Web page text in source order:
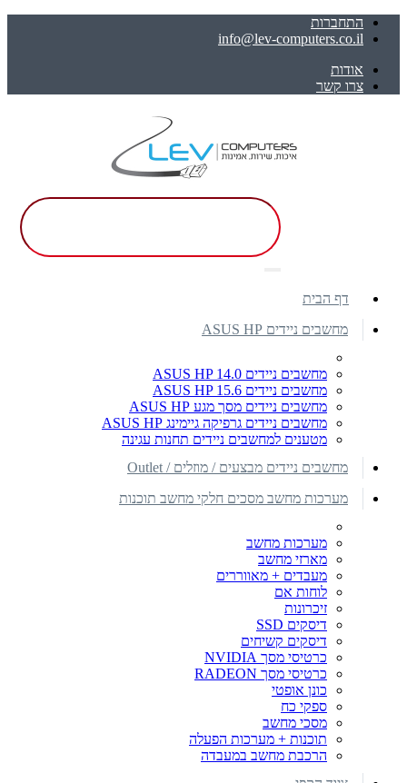
התחברות
info@lev-computers.co.il
אודות
צרו קשר
דף הבית
מחשבים ניידים ASUS HP
מחשבים ניידים ASUS HP 14.0
מחשבים ניידים ASUS HP 15.6
מחשבים ניידים מסך מגע ASUS HP
מחשבים ניידים גרפיקה גיימינג ASUS HP
מטענים למחשבים ניידים תחנות עגינה
מחשבים ניידים מבצעים / מוזלים / Outlet
מערכות מחשב מסכים חלקי מחשב תוכנות
מערכות מחשב
מארזי מחשב
מעבדים + מאווררים
לוחות אם
זיכרונות
דיסקים SSD
דיסקים קשיחים
כרטיסי מסך NVIDIA
כרטיסי מסך RADEON
כונן אופטי
ספקי כח
מסכי מחשב
תוכנות + מערכות הפעלה
הרכבת מחשב במעבדה